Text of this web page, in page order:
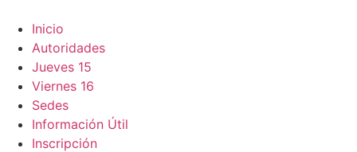
contenido
Inicio
Autoridades
Jueves 15
Viernes 16
Sedes
Información Útil
Inscripción